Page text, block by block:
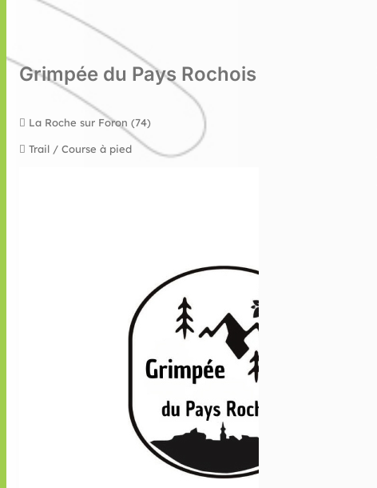
Grimpée du Pays Rochois
La Roche sur Foron (74)
Trail / Course à pied